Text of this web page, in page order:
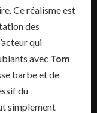
Ce réalisme est
des
qui
avec Tom
barbe et de
du
simplement